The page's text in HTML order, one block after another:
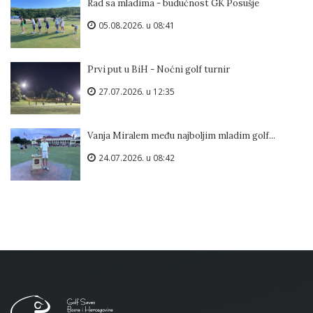
Rad sa mladima - budućnost GK Posušje
05.08.2026. u 08:41
Prvi put u BiH - Noćni golf turnir
27.07.2026. u 12:35
Vanja Miralem među najboljim mladim golf...
24.07.2026. u 08:42